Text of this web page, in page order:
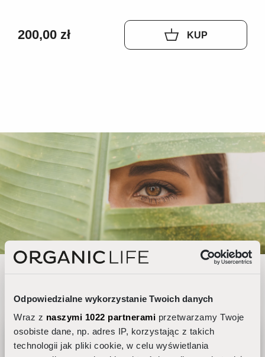
Odpowiedzialne wykorzystanie Twoich danych
Wraz z naszymi 1022 partnerami przetwarzamy Twoje
osobiste dane, np. adres IP, korzystając z takich
technologii jak pliki cookie, w celu wyświetlania
200,00 zł KUP
Produkty inspirowane naturą
PRZECZYTAJ O NAS